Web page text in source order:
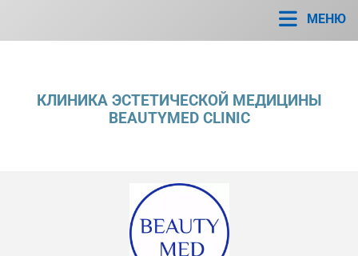
МЕНЮ
КЛИНИКА ЭСТЕТИЧЕСКОЙ МЕДИЦИНЫ
BEAUTYMED CLINIC